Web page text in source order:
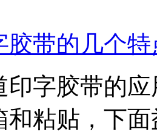
胶带的几个特
印字胶带的
和粘贴，下